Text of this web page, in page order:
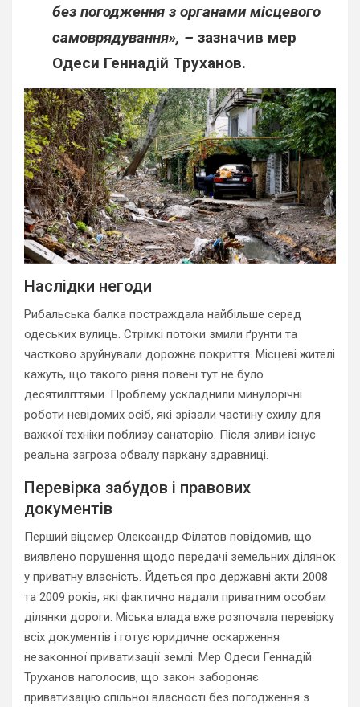
без погодження з органами місцевого
самоврядування», – зазначив мер
Одеси Геннадій Труханов.
Наслідки негоди
Рибальська балка постраждала найбільше серед
одеських вулиць. Стрімкі потоки змили ґрунти та
частково зруйнували дорожнє покриття. Місцеві жителі
кажуть, що такого рівня повені тут не було
десятиліттями. Проблему ускладнили минулорічні
роботи невідомих осіб, які зрізали частину схилу для
важкої техніки поблизу санаторію. Після зливи існує
реальна загроза обвалу паркану здравниці.
Перевірка забудов і правових
документів
Перший віцемер Олександр Філатов повідомив, що
виявлено порушення щодо передачі земельних ділянок
у приватну власність. Йдеться про державні акти 2008
та 2009 років, які фактично надали приватним особам
ділянки дороги. Міська влада вже розпочала перевірку
всіх документів і готує юридичне оскарження
незаконної приватизації землі. Мер Одеси Геннадій
Труханов наголосив, що закон забороняє
приватизацію спільної власності без погодження з